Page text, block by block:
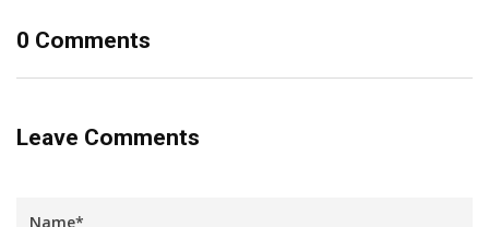
0 Comments
Leave Comments